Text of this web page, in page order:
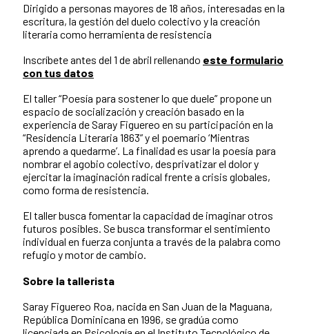
Dirigido a personas mayores de 18 años, interesadas en la
escritura, la gestión del duelo colectivo y la creación
literaria como herramienta de resistencia
Inscríbete antes del 1 de abril rellenando este formulario
con tus datos
El taller “Poesía para sostener lo que duele” propone un
espacio de socialización y creación basado en la
experiencia de Saray Figuereo en su participación en la
“Residencia Literaria 1863” y el poemario ‘Mientras
aprendo a quedarme’. La finalidad es usar la poesía para
nombrar el agobio colectivo, desprivatizar el dolor y
ejercitar la imaginación radical frente a crisis globales,
como forma de resistencia.
El taller busca fomentar la capacidad de imaginar otros
futuros posibles. Se busca transformar el sentimiento
individual en fuerza conjunta a través de la palabra como
refugio y motor de cambio.
Sobre la tallerista
Saray Figuereo Roa, nacida en San Juan de la Maguana,
República Dominicana en 1996, se gradúa como